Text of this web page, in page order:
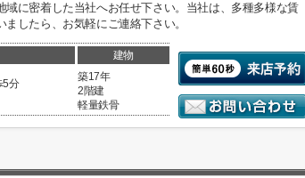
に密着した当社へお任せ下さい。当社は、多種多様な賃
したら、お気軽にご連絡下さい。
建物
5分
築17年
2階建
軽量鉄骨